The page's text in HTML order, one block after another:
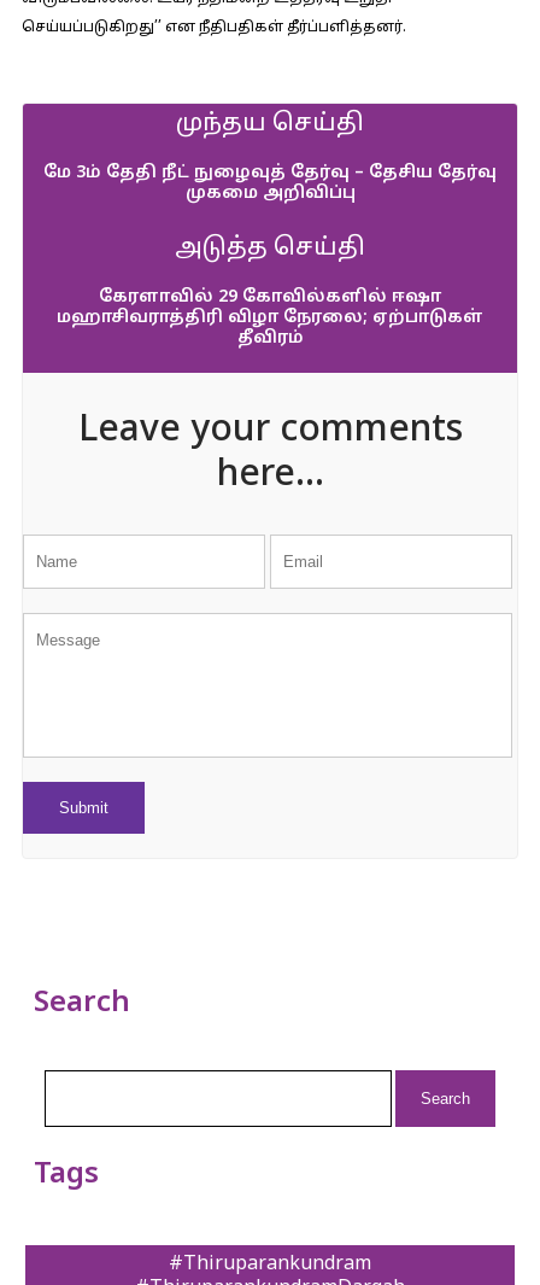
செய்யப்படுகிறது’’ என நீதிபதிகள் தீர்ப்பளித்தனர்.
முந்தய செய்தி
மே 3ம் தேதி நீட் நுழைவுத் தேர்வு – தேசிய தேர்வு
முகமை அறிவிப்பு
அடுத்த செய்தி
கேரளாவில் 29 கோவில்களில் ஈஷா
மஹாசிவராத்திரி விழா நேரலை; ஏற்பாடுகள்
தீவிரம்
Leave your comments
here...
Search
Tags
#Thiruparankundram